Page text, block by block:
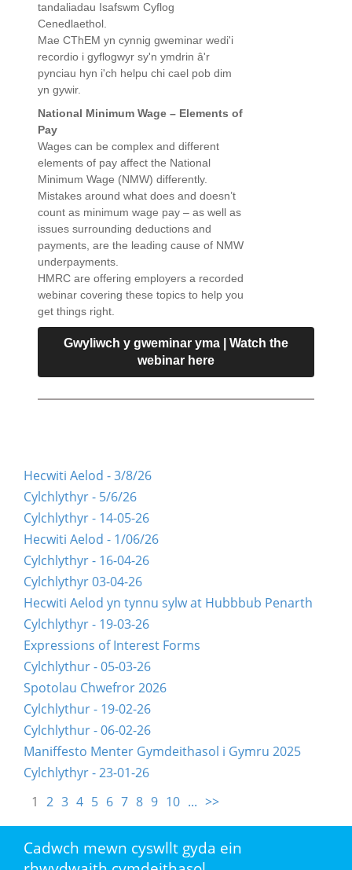
tandaliadau Isafswm Cyflog
Cenedlaethol.
Mae CThEM yn cynnig gweminar wedi'i
recordio i gyflogwyr sy'n ymdrin â'r
pynciau hyn i'ch helpu chi cael pob dim
yn gywir.
National Minimum Wage – Elements of
Pay
Wages can be complex and different
elements of pay affect the National
Minimum Wage (NMW) differently.
Mistakes around what does and doesn’t
count as minimum wage pay – as well as
issues surrounding deductions and
payments, are the leading cause of NMW
underpayments.
HMRC are offering employers a recorded
webinar covering these topics to help you
get things right.
Gwyliwch y gweminar yma | Watch the
webinar here
Hecwiti Aelod - 3/8/26
Cylchlythyr - 5/6/26
Cylchlythyr - 14-05-26
Hecwiti Aelod - 1/06/26
Cylchlythyr - 16-04-26
Cylchlythyr 03-04-26
Hecwiti Aelod yn tynnu sylw at Hubbbub Penarth
Cylchlythyr - 19-03-26
Expressions of Interest Forms
Cylchlythur - 05-03-26
Spotolau Chwefror 2026
Cylchlythur - 19-02-26
Cylchlythur - 06-02-26
Maniffesto Menter Gymdeithasol i Gymru 2025
Cylchlythyr - 23-01-26
1 2 3 4 5 6 7 8 9 10 ... >>
Cadwch mewn cyswllt gyda ein